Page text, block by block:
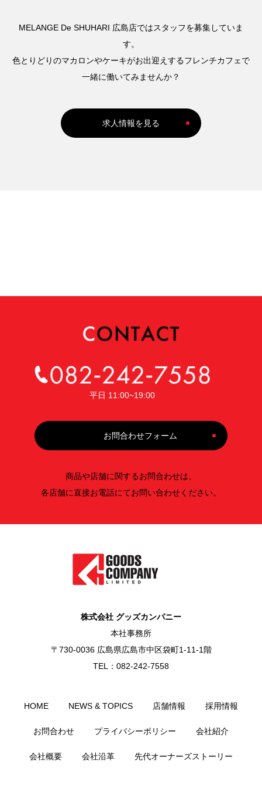
MELANGE De SHUHARI 広島店ではスタッフを募集していま
す。
色とりどりのマカロンやケーキがお出迎えするフレンチカフェで
一緒に働いてみませんか？
求人情報を見る
平日 11:00~19:00
お問合わせフォーム
商品や店舗に関するお問合わせは、
各店舗に直接お電話にてお問い合わせください。
株式会社 グッズカンパニー
本社事務所
〒730-0036 広島県広島市中区袋町1-11-1階
TEL：082-242-7558
HOME NEWS & TOPICS 店舗情報 採用情報
お問合わせ プライバシーポリシー 会社紹介
会社概要 会社沿革 先代オーナーズストーリー